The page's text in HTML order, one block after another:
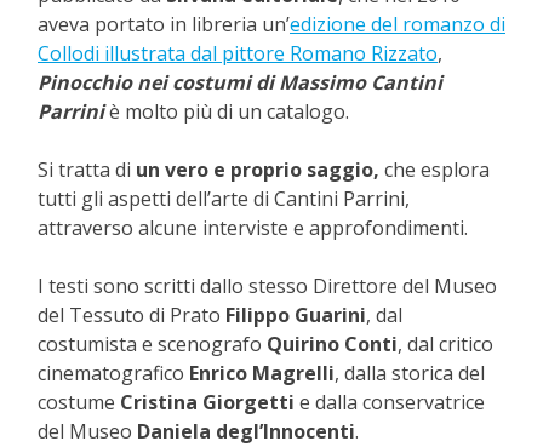
aveva portato in libreria un’edizione del romanzo di
Collodi illustrata dal pittore Romano Rizzato,
Pinocchio nei costumi di Massimo Cantini
Parriniè molto più di un catalogo.
Si tratta di un vero e proprio saggio, che esplora
tutti gli aspetti dell’arte di Cantini Parrini,
attraverso alcune interviste e approfondimenti.
I testi sono scritti dallo stesso Direttore del Museo
del Tessuto di Prato Filippo Guarini, dal
costumista e scenografo Quirino Conti, dal critico
cinematografico Enrico Magrelli, dalla storica del
costume Cristina Giorgetti e dalla conservatrice
del Museo Daniela degl’Innocenti.